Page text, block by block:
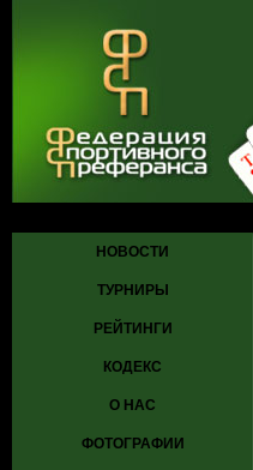
НОВОСТИ
ТУРНИРЫ
РЕЙТИНГИ
КОДЕКС
О НАС
ФОТОГРАФИИ